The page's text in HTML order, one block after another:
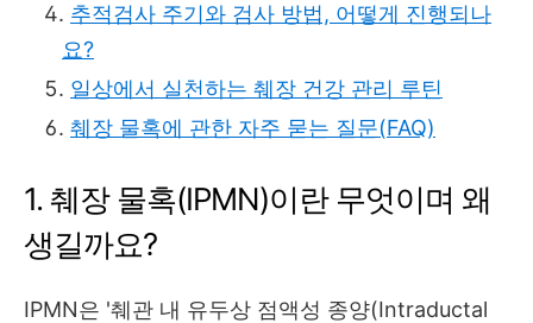
추적검사 주기와 검사 방법, 어떻게 진행되나
요?
일상에서 실천하는 췌장 건강 관리 루틴
췌장 물혹에 관한 자주 묻는 질문(FAQ)
1. 췌장 물혹(IPMN)이란 무엇이며 왜
생길까요?
IPMN은 '췌관 내 유두상 점액성 종양(Intraductal